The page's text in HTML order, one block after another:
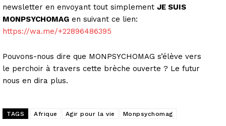
newsletter en envoyant tout simplement JE SUIS
MONPSYCHOMAG en suivant ce lien:
https://wa.me/+22896486395
Pouvons-nous dire que MONPSYCHOMAG s’élève vers
le perchoir à travers cette brèche ouverte ? Le futur
nous en dira plus.
TAGS Afrique Agir pour la vie Monpsychomag